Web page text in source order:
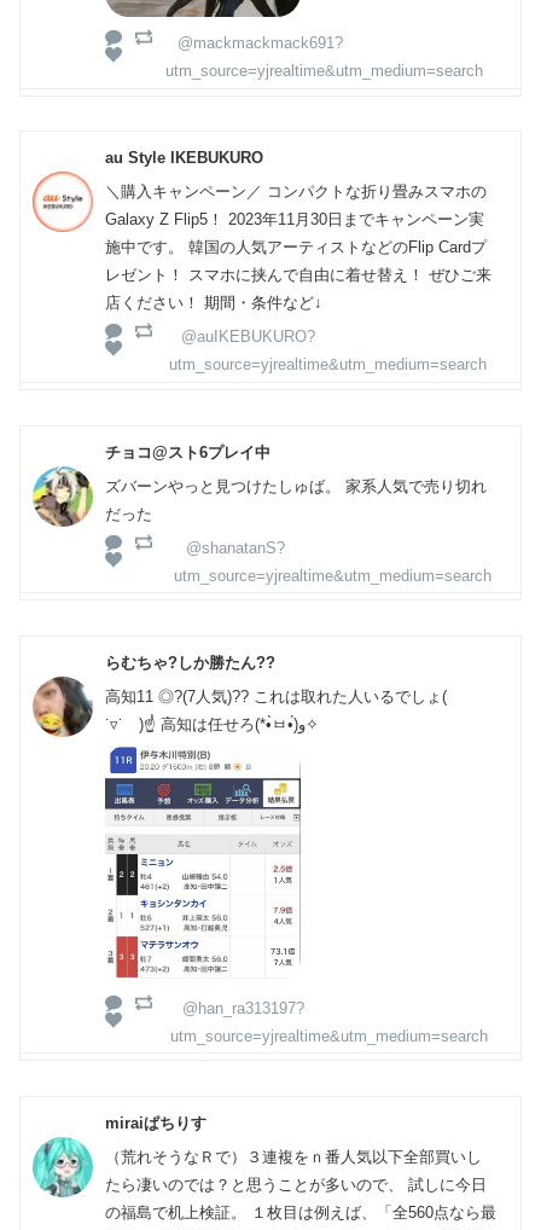
@mackmackmack691?
utm_source=yjrealtime&utm_medium=search
au Style IKEBUKURO
＼購入キャンペーン／ コンパクトな折り畳みスマホの
Galaxy Z Flip5！ 2023年11月30日までキャンペーン実
施中です。 韓国の人気アーティストなどのFlip Cardプ
レゼント！ スマホに挟んで自由に着せ替え！ ぜひご来
店ください！ 期間・条件など↓
@auIKEBUKURO?
utm_source=yjrealtime&utm_medium=search
チョコ@スト6プレイ中
ズバーンやっと見つけたしゅば。 家系人気で売り切れ
だった
@shanatanS?
utm_source=yjrealtime&utm_medium=search
らむちゃ?しか勝たん??
高知11 ◎?(7人気)?? これは取れた人いるでしょ(
˙▿˙ )☝ 高知は任せろ(*•̀ㅂ•́)و✧
@han_ra313197?
utm_source=yjrealtime&utm_medium=search
miraiぱちりす
（荒れそうなＲで）３連複をｎ番人気以下全部買いし
たら凄いのでは？と思うことが多いので、 試しに今日
の福島で机上検証。 １枚目は例えば、「全560点なら最